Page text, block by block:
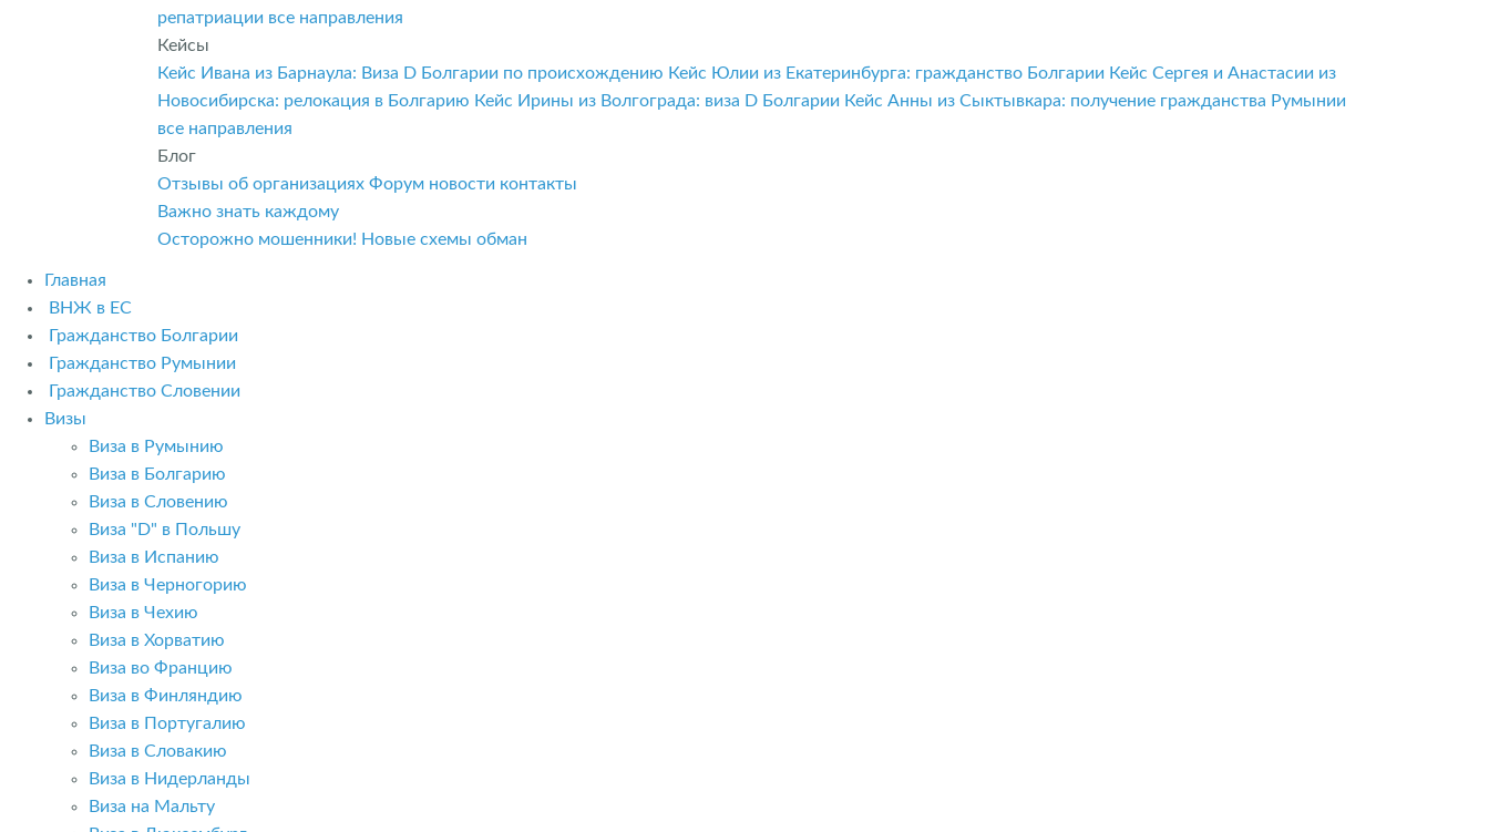
репатриации все направления
Кейсы
Кейс Ивана из Барнаула: Виза D Болгарии по происхождению Кейс Юлии из Екатеринбурга: гражданство Болгарии Кейс Сергея и Анастасии из
Новосибирска: релокация в Болгарию Кейс Ирины из Волгограда: виза D Болгарии Кейс Анны из Сыктывкара: получение гражданства Румынии
все направления
Блог
Отзывы об организациях Форум новости контакты
Важно знать каждому
Осторожно мошенники! Новые схемы обман
Главная
ВНЖ в ЕС
Гражданство Болгарии
Гражданство Румынии
Гражданство Словении
Визы
Виза в Румынию
Виза в Болгарию
Виза в Словению
Виза "D" в Польшу
Виза в Испанию
Виза в Черногорию
Виза в Чехию
Виза в Хорватию
Виза во Францию
Виза в Финляндию
Виза в Португалию
Виза в Словакию
Виза в Нидерланды
Виза на Мальту